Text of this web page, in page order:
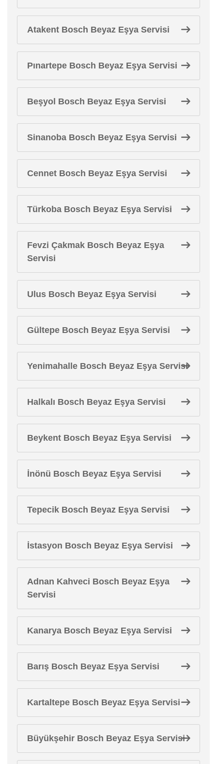
Atakent Bosch Beyaz Eşya Servisi
Pınartepe Bosch Beyaz Eşya Servisi
Beşyol Bosch Beyaz Eşya Servisi
Sinanoba Bosch Beyaz Eşya Servisi
Cennet Bosch Beyaz Eşya Servisi
Türkoba Bosch Beyaz Eşya Servisi
Fevzi Çakmak Bosch Beyaz Eşya
Servisi
Ulus Bosch Beyaz Eşya Servisi
Gültepe Bosch Beyaz Eşya Servisi
Yenimahalle Bosch Beyaz Eşya Servisi
Halkalı Bosch Beyaz Eşya Servisi
Beykent Bosch Beyaz Eşya Servisi
İnönü Bosch Beyaz Eşya Servisi
Tepecik Bosch Beyaz Eşya Servisi
İstasyon Bosch Beyaz Eşya Servisi
Adnan Kahveci Bosch Beyaz Eşya
Servisi
Kanarya Bosch Beyaz Eşya Servisi
Barış Bosch Beyaz Eşya Servisi
Kartaltepe Bosch Beyaz Eşya Servisi
Büyükşehir Bosch Beyaz Eşya Servisi